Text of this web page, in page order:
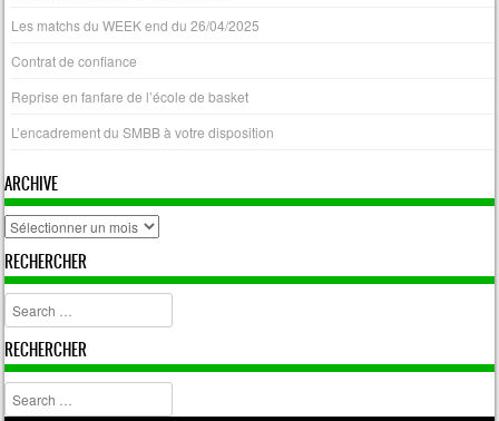
Les matchs du WEEK end du 26/04/2025
Contrat de confiance
Reprise en fanfare de l’école de basket
L’encadrement du SMBB à votre disposition
ARCHIVE
archive
RECHERCHER
Search
RECHERCHER
Search